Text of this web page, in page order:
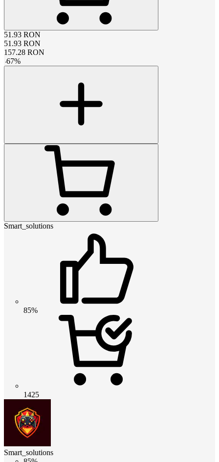
51.93 RON
51.93 RON
157.28 RON
-67%
Smart_solutions
85%
1425
Smart_solutions